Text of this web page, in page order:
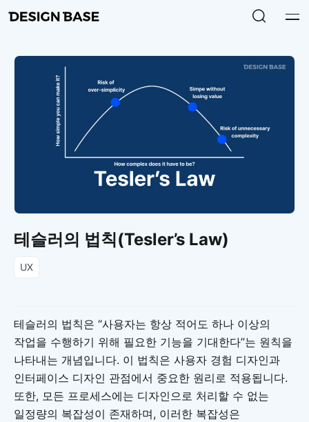
테슬러의 법칙(Tesler’s Law)
UX
테슬러의 법칙은 “사용자는 항상 적어도 하나 이상의
작업을 수행하기 위해 필요한 기능을 기대한다”는 원칙을
나타내는 개념입니다. 이 법칙은 사용자 경험 디자인과
인터페이스 디자인 관점에서 중요한 원리로 적용됩니다.
또한, 모든 프로세스에는 디자인으로 처리할 수 없는
일정량의 복잡성이 존재하며, 이러한 복잡성은